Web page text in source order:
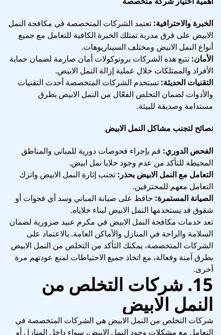
الخبرة والاحترافية: تعتمد الشركات المتخصصة في مكافحة النمل
الابيض على فرق مدربة تمتلك الخبرة الكافية للتعامل مع جميع
أنواع النمل الابيض ومختلف السيناريوهات.
الأمان: تتبع هذه الشركات بروتوكولات أمان صارمة لضمان حماية
الأفراد والممتلكات خلال عملية إزالة النمل الابيض.
التقنيات الحديثة: تستخدم الشركات المتخصصة أحدث التقنيات
والأدوات لضمان التخلص الفعّال من النمل الابيض بطرق
مستدامة وصديقة للبيئة.
نصائح لتجنب مشاكل النمل الابيض
الفحص الدوري: قم بإجراء فحوصات دورية للمباني والمناطق
المحيطة للتأكد من عدم وجود خلايا نمل ابيض.
التعامل مع النمل الابيض بحذر: تجنب إثارة النمل الابيض واترك
التعامل معهم للمحترفين.
الصيانة المستمرة: حافظ على صيانة المباني وسد أي فجوات أو
شقوق قد يستخدمها النمل الابيض لبناء خلاياه.
تعد خدمات مكافحة النمل الابيض في مكرم عبيد ضرورية لضمان
السلامة والراحة في المنازل والأماكن العامة. بالاعتماد على
الشركات المتخصصة، يمكنك التأكد من التخلص من النمل الابيض
بطرق آمنة وفعالة، مع اتخاذ جميع الاحتياطات لمنع عودتهم مرة
أخرى.
15. شركات التخلص من
النمل الابيض
شركات التخلص من النمل الابيض هي الشركات المتخصصة في
التعامل مع مشكلات وجود النمل الابيض، سواء داخل المنازل أو